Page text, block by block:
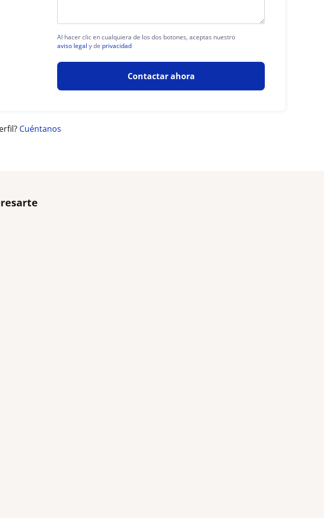
Al hacer clic en cualquiera de los dos botones, aceptas nuestro
aviso legal y de privacidad
Contactar ahora
Cuéntanos